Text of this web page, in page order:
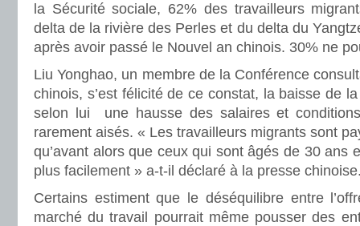
la Sécurité sociale, 62% des travailleurs
delta de la rivière des Perles et du delta du
après avoir passé le Nouvel an chinois. 30% ne
Liu Yonghao, un membre de la Conférence
chinois, s’est félicité de ce constat, la baisse de
selon lui une hausse des salaires et
rarement aisés. « Les travailleurs migrants sont
qu’avant alors que ceux qui sont âgés de 30 ans
plus facilement » a-t-il déclaré à la presse
Certains estiment que le déséquilibre entre
marché du travail pourrait même pousser des